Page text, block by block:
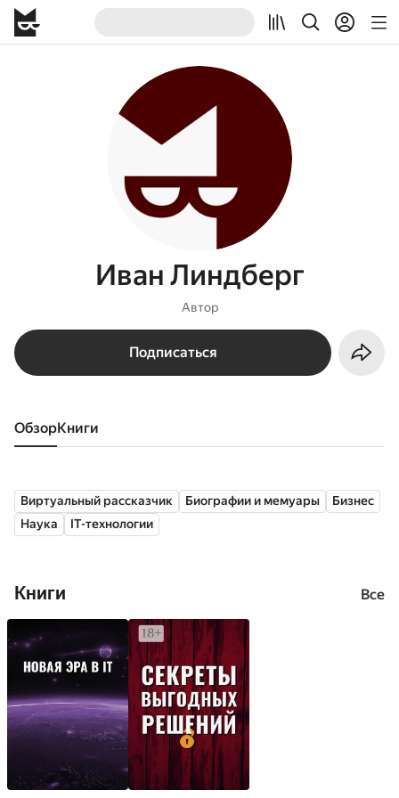
Иван Линдберг
Автор
Подписаться
Обзор книги
Виртуальный рассказчик Биографии и мемуары
Бизнес
Наука
IT-технологии
Книги Все